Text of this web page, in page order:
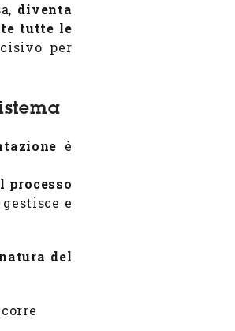
diventa
tutte le
per
è
processo
e
natura del